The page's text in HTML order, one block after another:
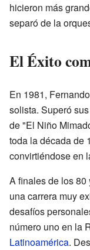
hicieron más
separó de la
El Éxito
En 1981,
solista. Superó
de "El Niño
toda la década de
convirtiéndose en
A finales de los
una carrera muy
desafíos
número uno en la
Latinoamérica.